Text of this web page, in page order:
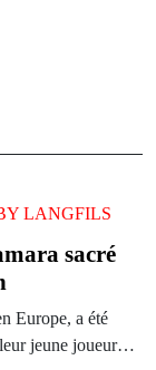
LANGFILS
sacré
Europe, a été
jeune joueur…